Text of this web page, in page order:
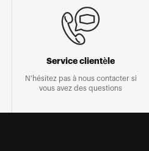
Service clientèle
N'hésitez pas à nous contacter si
vous avez des questions